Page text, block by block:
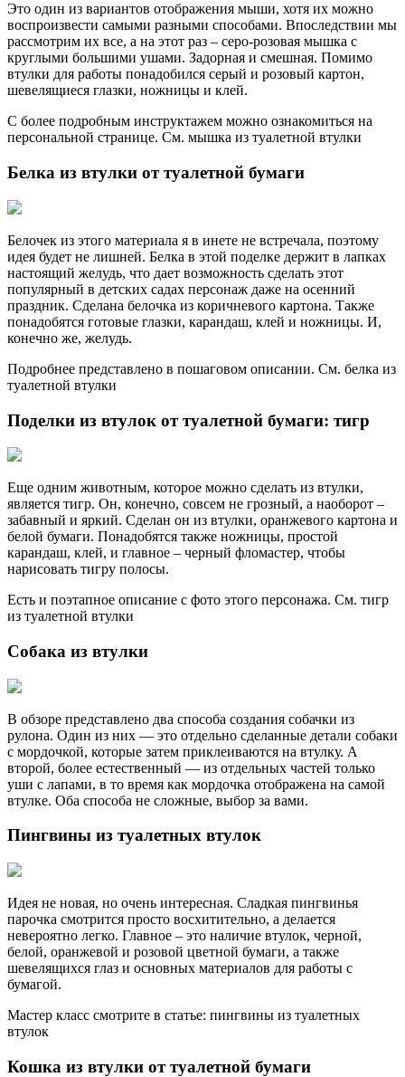
Это один из вариантов отображения мыши, хотя их можно
воспроизвести самыми разными способами. Впоследствии мы
рассмотрим их все, а на этот раз – серо-розовая мышка с
круглыми большими ушами. Задорная и смешная. Помимо
втулки для работы понадобился серый и розовый картон,
шевелящиеся глазки, ножницы и клей.
С более подробным инструктажем можно ознакомиться на
персональной странице. См. мышка из туалетной втулки
Белка из втулки от туалетной бумаги
Белочек из этого материала я в инете не встречала, поэтому
идея будет не лишней. Белка в этой поделке держит в лапках
настоящий желудь, что дает возможность сделать этот
популярный в детских садах персонаж даже на осенний
праздник. Сделана белочка из коричневого картона. Также
понадобятся готовые глазки, карандаш, клей и ножницы. И,
конечно же, желудь.
Подробнее представлено в пошаговом описании. См. белка из
туалетной втулки
Поделки из втулок от туалетной бумаги: тигр
Еще одним животным, которое можно сделать из втулки,
является тигр. Он, конечно, совсем не грозный, а наоборот –
забавный и яркий. Сделан он из втулки, оранжевого картона и
белой бумаги. Понадобятся также ножницы, простой
карандаш, клей, и главное – черный фломастер, чтобы
нарисовать тигру полосы.
Есть и поэтапное описание с фото этого персонажа. См. тигр
из туалетной втулки
Собака из втулки
В обзоре представлено два способа создания собачки из
рулона. Один из них — это отдельно сделанные детали собаки
с мордочкой, которые затем приклеиваются на втулку. А
второй, более естественный — из отдельных частей только
уши с лапами, в то время как мордочка отображена на самой
втулке. Оба способа не сложные, выбор за вами.
Пингвины из туалетных втулок
Идея не новая, но очень интересная. Сладкая пингвинья
парочка смотрится просто восхитительно, а делается
невероятно легко. Главное – это наличие втулок, черной,
белой, оранжевой и розовой цветной бумаги, а также
шевелящихся глаз и основных материалов для работы с
бумагой.
Мастер класс смотрите в статье: пингвины из туалетных
втулок
Кошка из втулки от туалетной бумаги